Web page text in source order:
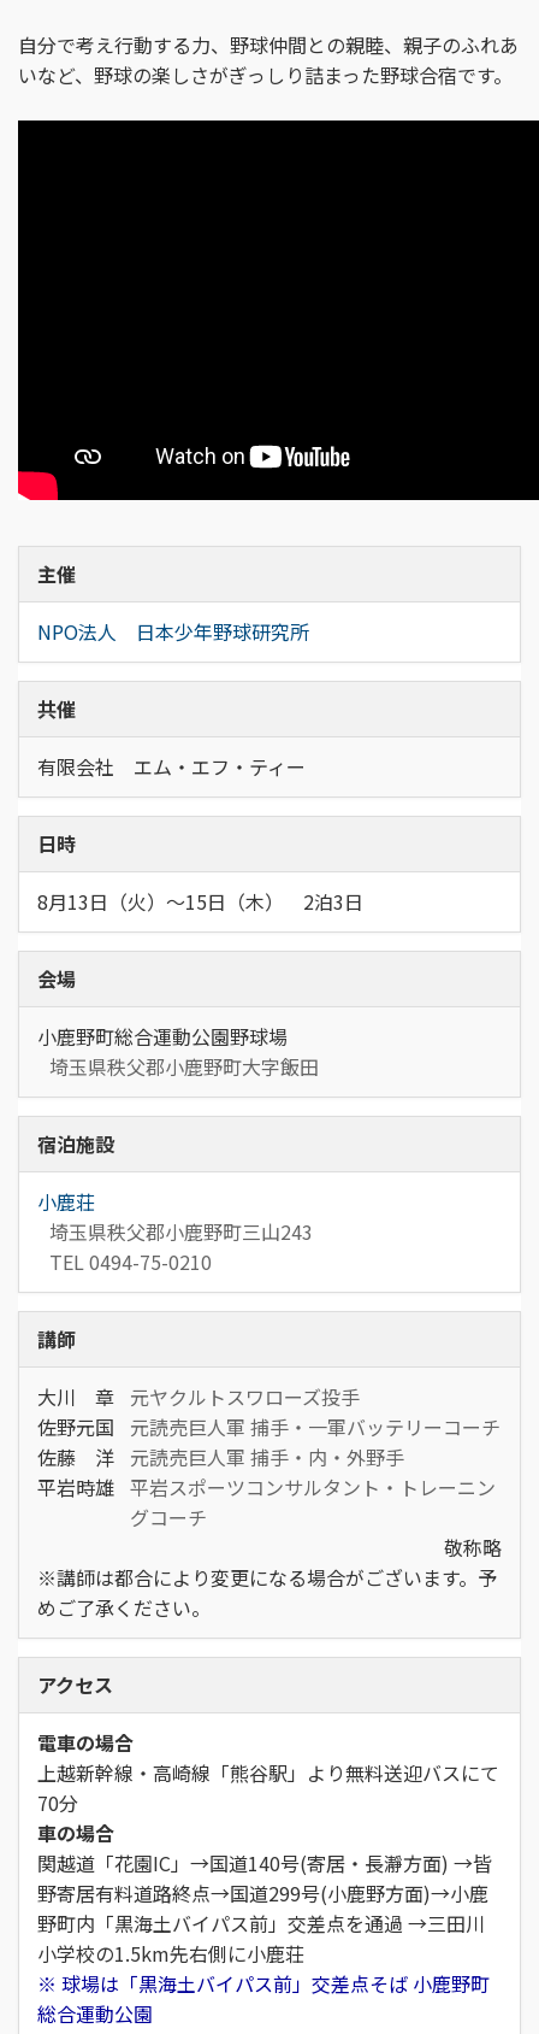
自分で考え行動する力、野球仲間との親睦、親子のふれあ
いなど、野球の楽しさがぎっしり詰まった野球合宿です。
主催
NPO法人 日本少年野球研究所
共催
有限会社 エム・エフ・ティー
日時
8月13日（火）～15日（木） 2泊3日
会場
小鹿野町総合運動公園野球場
埼玉県秩父郡小鹿野町大字飯田
宿泊施設
小鹿荘
埼玉県秩父郡小鹿野町三山243
TEL 0494-75-0210
講師
大川 章 元ヤクルトスワローズ投手
佐野元国
元読売巨人軍 捕手・一軍バッテリーコーチ
佐藤 洋 元読売巨人軍 捕手・内・外野手
平岩時雄 平岩スポーツコンサルタント・トレーニン
グコーチ
敬称略
※講師は都合により変更になる場合がございます。予
めご了承ください。
アクセス
電車の場合
上越新幹線・高崎線「熊谷駅」より無料送迎バスにて
70分
車の場合
関越道「花園IC」→国道140号(寄居・長瀞方面) →皆
野寄居有料道路終点→国道299号(小鹿野方面)→小鹿
野町内「黒海土バイパス前」交差点を通過 →三田川
小学校の1.5km先右側に小鹿荘
※ 球場は「黒海土バイパス前」交差点そば 小鹿野町
総合運動公園